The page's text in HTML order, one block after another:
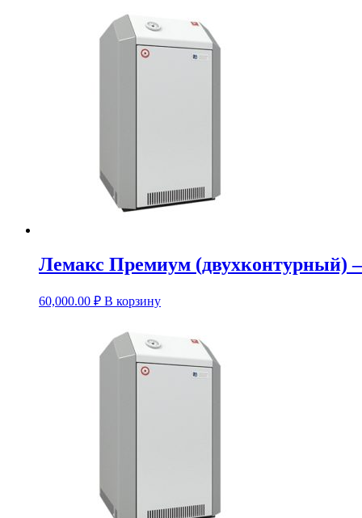
Лемакс Премиум (двухконтурный)
60,000.00 ₽ В корзину